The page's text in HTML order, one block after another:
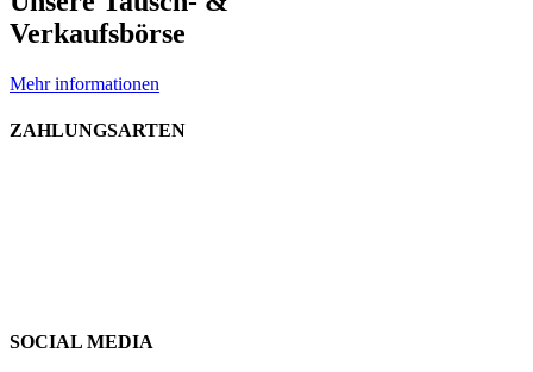
Verkaufsbörse
Mehr informationen
ZAHLUNGSARTEN
SOCIAL MEDIA